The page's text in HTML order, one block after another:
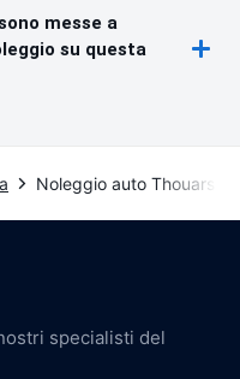
messe a
su questa
Noleggio auto Thouars
specialisti del